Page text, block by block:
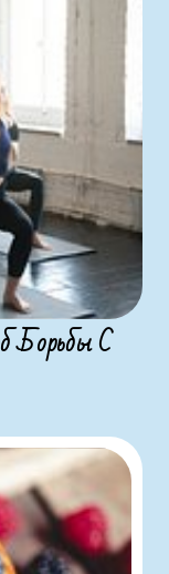
Борьбы С